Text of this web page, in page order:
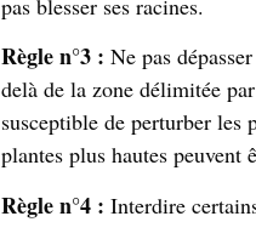
pas blesser ses racines.
Règle n°3 : Ne pas
delà de la zone délimitée
susceptible de perturber les
plantes plus hautes peuvent
Règle n°4 : Interdire